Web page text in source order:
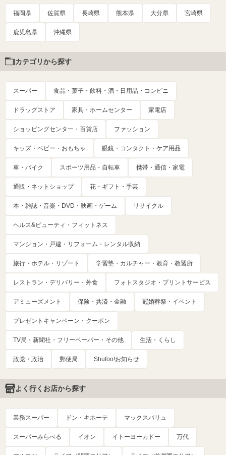
福岡県 佐賀県 長崎県 熊本県 大分県 宮崎県
鹿児島県 沖縄県
カテゴリから探す
スーパー 食品・菓子・飲料・酒・日用品・コンビニ
ドラッグストア 家具・ホームセンター 家電店
ショッピングセンター・百貨店 ファッション
キッズ・ベビー・おもちゃ 眼鏡・コンタクト・ケア用品
車・バイク スポーツ用品・自転車 携帯・通信・家電
通販・ネットショップ 花・ギフト・手芸
本・雑誌・音楽・DVD・映画・ゲーム リサイクル
ヘルス&ビューティ・フィットネス
マンション・戸建・リフォーム・レンタル収納
旅行・ホテル・リゾート 学習塾・カルチャー・教育・教習所
レストラン・デリバリー・外食 フォトスタジオ・プリントサービス
アミューズメント 保険・共済・金融 冠婚葬祭・イベント
プレゼントキャンペーン・クーポン
TV局・新聞社・フリーペーパー・その他 生活・くらし
政党・政治 郵便局 Shufoo!お知らせ
よく行くお店から探す
業務スーパー ドン・キホーテ マックスバリュ
スーパーみらべる イオン イトーヨーカドー 万代